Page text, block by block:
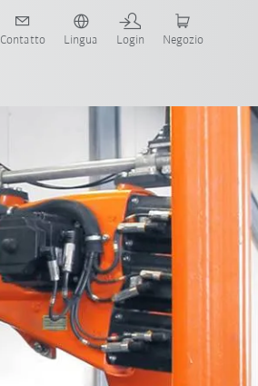
Contatto Lingua Login Negozio